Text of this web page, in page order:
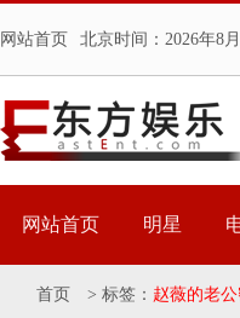
网站首页 北京时间： 2026年8
网站首页 明星
首页 > 标签： 赵薇的老